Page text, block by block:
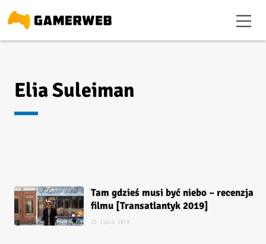
Elia Suleiman
Tam gdzieś musi być niebo – recenzja
filmu [Transatlantyk 2019]
25 lipca 2019